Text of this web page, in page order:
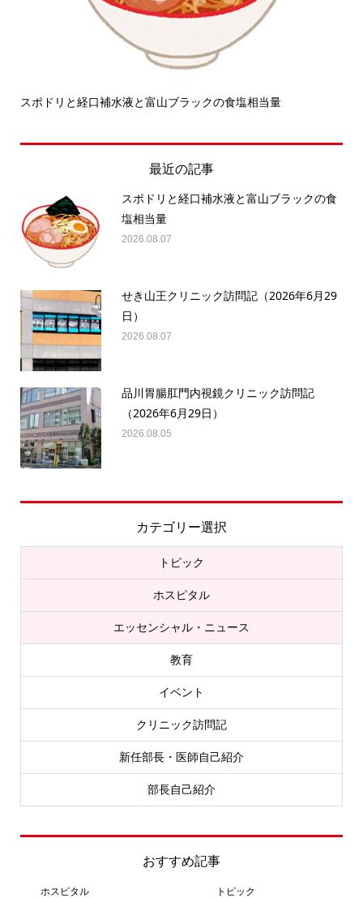
スポドリと経口補水液と富山ブラックの食塩相当量
最近の記事
スポドリと経口補水液と富山ブラックの食
塩相当量
2026.08.07
せき山王クリニック訪問記（2026年6月29
日）
2026.08.07
品川胃腸肛門内視鏡クリニック訪問記
（2026年6月29日）
2026.08.05
カテゴリー選択
トピック
ホスピタル
エッセンシャル・ニュース
教育
イベント
クリニック訪問記
新任部長・医師自己紹介
部長自己紹介
おすすめ記事
ホスピタル トピック